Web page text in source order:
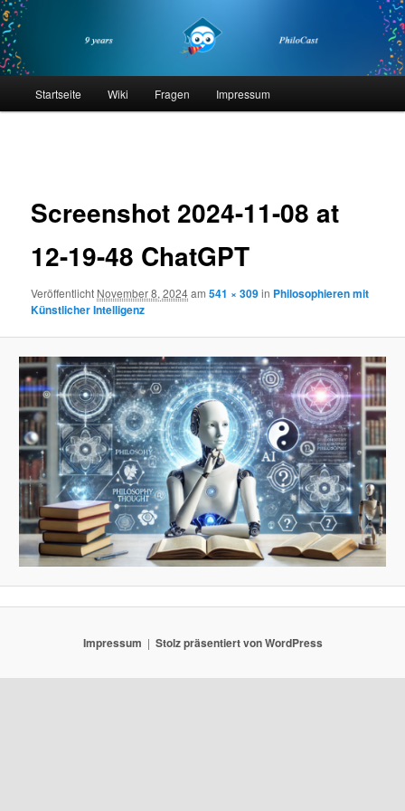
Zum
primären
Inhalt
springenphilocast
Startseite Wiki Fragen Impressum
Screenshot 2024-11-08 at
12-19-48 ChatGPT
Veröffentlicht November 8, 2024am541 × 309in Philosophieren mit
Künstlicher Intelligenz
Impressum Stolz präsentiert von WordPress